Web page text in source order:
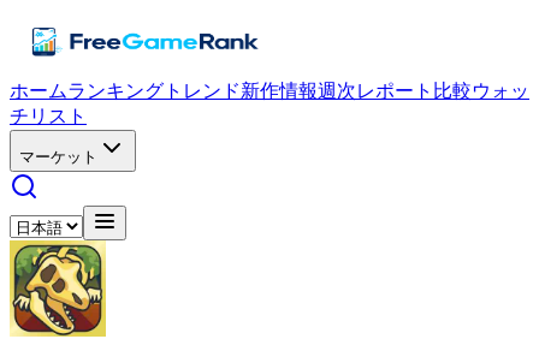
ホームランキング トレンド新作情報週次レポート 比較ウォッ
チリスト
マーケット